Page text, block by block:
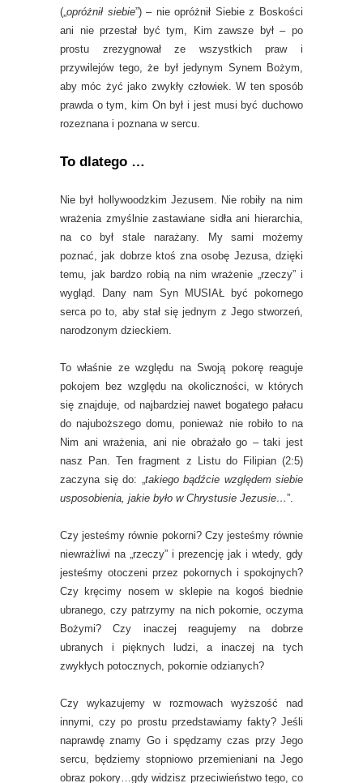
(„opróżnił siebie”) – nie opróżnił Siebie z Boskości
ani nie przestał być tym, Kim zawsze był – po
prostu zrezygnował ze wszystkich praw i
przywilejów tego, że był jedynym Synem Bożym,
aby móc żyć jako zwykły człowiek. W ten sposób
prawda o tym, kim On był i jest musi być duchowo
rozeznana i poznana w sercu.
To dlatego …
Nie był hollywoodzkim Jezusem. Nie robiły na nim
wrażenia zmyślnie zastawiane sidła ani hierarchia,
na co był stale narażany. My sami możemy
poznać, jak dobrze ktoś zna osobę Jezusa, dzięki
temu, jak bardzo robią na nim wrażenie „rzeczy” i
wygląd. Dany nam Syn MUSIAŁ być pokornego
serca po to, aby stał się jednym z Jego stworzeń,
narodzonym dzieckiem.
To właśnie ze względu na Swoją pokorę reaguje
pokojem bez względu na okoliczności, w których
się znajduje, od najbardziej nawet bogatego pałacu
do najuboższego domu, ponieważ nie robiło to na
Nim ani wrażenia, ani nie obrażało go – taki jest
nasz Pan. Ten fragment z Listu do Filipian (2:5)
zaczyna się do: „takiego bądźcie względem siebie
usposobienia, jakie było w Chrystusie Jezusie…”.
Czy jesteśmy równie pokorni? Czy jesteśmy równie
niewrażliwi na „rzeczy” i prezencję jak i wtedy, gdy
jesteśmy otoczeni przez pokornych i spokojnych?
Czy kręcimy nosem w sklepie na kogoś biednie
ubranego, czy patrzymy na nich pokornie, oczyma
Bożymi? Czy inaczej reagujemy na dobrze
ubranych i pięknych ludzi, a inaczej na tych
zwykłych potocznych, pokornie odzianych?
Czy wykazujemy w rozmowach wyższość nad
innymi, czy po prostu przedstawiamy fakty? Jeśli
naprawdę znamy Go i spędzamy czas przy Jego
sercu, będziemy stopniowo przemieniani na Jego
obraz pokory…gdy widzisz przeciwieństwo tego, co